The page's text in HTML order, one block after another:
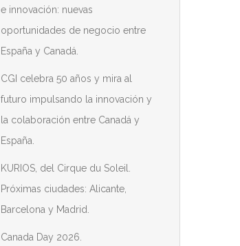
e innovación: nuevas
oportunidades de negocio entre
España y Canadá.
CGI celebra 50 años y mira al
futuro impulsando la innovación y
la colaboración entre Canadá y
España.
KURIOS, del Cirque du Soleil.
Próximas ciudades: Alicante,
Barcelona y Madrid.
Canada Day 2026.